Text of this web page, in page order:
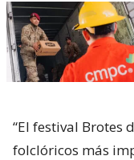
“El festival Brotes
folclóricos más